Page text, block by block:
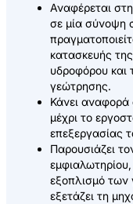
Αναφέρεται
σε μία σύνοψη
κατασκευής
υδροφόρου και
γεώτρησης.
Κάνει αναφορά
μέχρι το
επεξεργασίας
Παρουσιάζει
εξοπλισμό
εξετάζει τη